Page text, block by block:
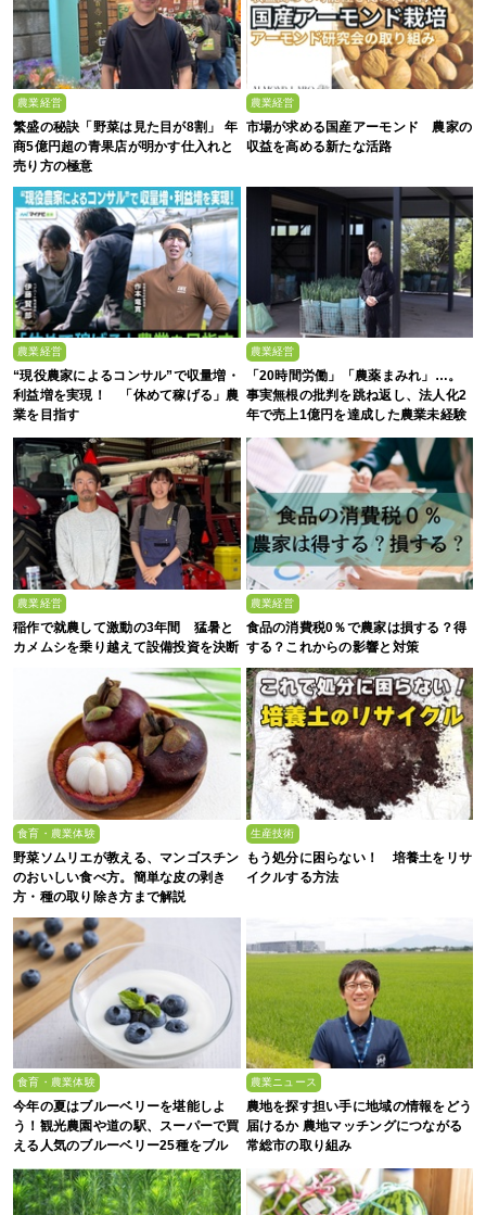
農業経営
繁盛の秘訣「野菜は見た目が8割」 年
商5億円超の青果店が明かす仕入れと
売り方の極意
農業経営
市場が求める国産アーモンド 農家の
収益を高める新たな活路
農業経営
“現役農家によるコンサル”で収量増・
利益増を実現！ 「休めて稼げる」農
業を目指す
農業経営
「20時間労働」「農薬まみれ」…。
事実無根の批判を跳ね返し、法人化2
年で売上1億円を達成した農業未経験
の若者たち
農業経営
稲作で就農して激動の3年間 猛暑と
カメムシを乗り越えて設備投資を決断
農業経営
食品の消費税0％で農家は損する？得
する？これからの影響と対策
食育・農業体験
野菜ソムリエが教える、マンゴスチン
のおいしい食べ方。簡単な皮の剥き
方・種の取り除き方まで解説
生産技術
もう処分に困らない！ 培養土をリサ
イクルする方法
食育・農業体験
今年の夏はブルーベリーを堪能しよ
う！観光農園や道の駅、スーパーで買
える人気のブルーベリー25種をブル
ーベリー農家の息子が解説
農業ニュース
農地を探す担い手に地域の情報をどう
届けるか 農地マッチングにつながる
常総市の取り組み